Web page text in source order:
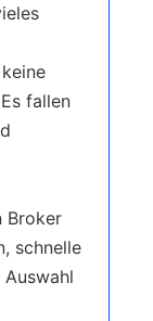
fallen
Broker
schnelle